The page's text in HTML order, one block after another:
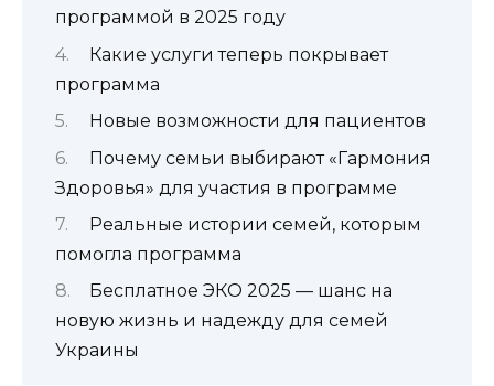
программой в 2025 году
Какие услуги теперь покрывает
программа
Новые возможности для пациентов
Почему семьи выбирают «Гармония
Здоровья» для участия в программе
Реальные истории семей, которым
помогла программа
Бесплатное ЭКО 2025 — шанс на
новую жизнь и надежду для семей
Украины